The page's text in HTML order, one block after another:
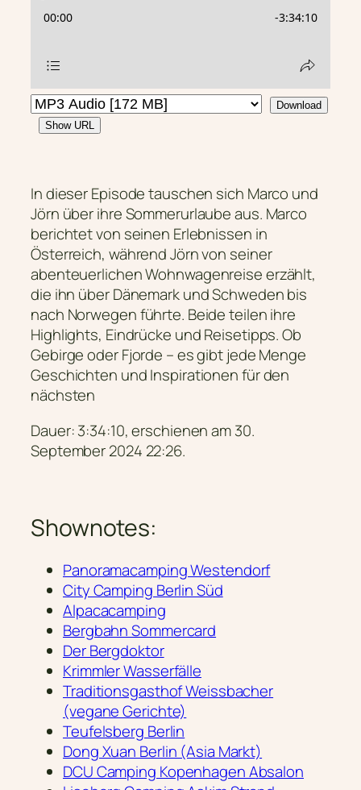
Download
Show URL
In dieser Episode tauschen sich Marco und
Jörn über ihre Sommerurlaube aus. Marco
berichtet von seinen Erlebnissen in
Österreich, während Jörn von seiner
abenteuerlichen Wohnwagenreise erzählt,
die ihn über Dänemark und Schweden bis
nach Norwegen führte. Beide teilen ihre
Highlights, Eindrücke und Reisetipps. Ob
Gebirge oder Fjorde – es gibt jede Menge
Geschichten und Inspirationen für den
nächsten
Dauer: 3:34:10, erschienen am 30.
September 2024 22:26.
Shownotes:
Panoramacamping Westendorf
City Camping Berlin Süd
Alpacacamping
Bergbahn Sommercard
Der Bergdoktor
Krimmler Wasserfälle
Traditionsgasthof Weissbacher
(vegane Gerichte)
Teufelsberg Berlin
Dong Xuan Berlin (Asia Markt)
DCU Camping Kopenhagen Absalon